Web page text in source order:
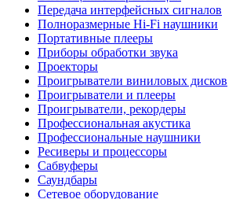
Передача интерфейсных сигналов
Полноразмерные Hi-Fi наушники
Портативные плееры
Приборы обработки звука
Проекторы
Проигрыватели виниловых дисков
Проигрыватели и плееры
Проигрыватели, рекордеры
Профессиональная акустика
Профессиональные наушники
Ресиверы и процессоры
Сабвуферы
Саундбары
Сетевое оборудование